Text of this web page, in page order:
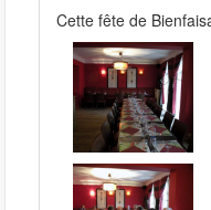
Cette fête de